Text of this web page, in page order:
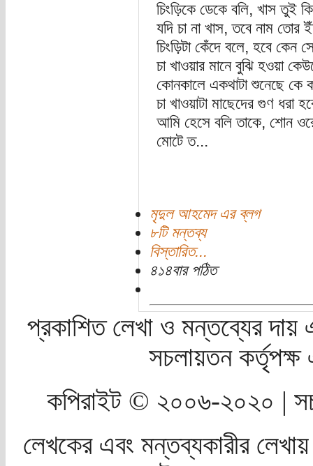
চিংড়িকে ডেকে বলি, খাস তুই
যদি চা না খাস, তবে নাম তোর
চিংড়িটা কেঁদে বলে, হবে কেন
চা খাওয়ার মানে বুঝি হওয়া
কোনকালে একথাটা শুনেছে কে
চা খাওয়াটা মাছেদের গুণ ধরা
আমি হেসে বলি তাকে, শোন
মোটে ত...
মৃদুল আহমেদ এর ব্লগ
৮টি মন্তব্য
বিস্তারিত...
৪১৪বার পঠিত
প্রকাশিত লেখা ও মন্তব্যের দায়
সচলায়তন
কপিরাইট © ২০০৬-২০২০ |
লেখকের এবং মন্তব্যকারীর